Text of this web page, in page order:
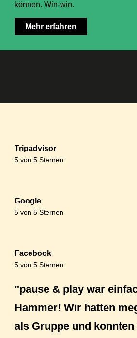
können. Win-win.
Mehr erfahren
Tripadvisor
5 von 5 Sternen​
Google
5 von 5 Sternen​
Facebook
5 von 5 Sternen​
"pause & play war
Hammer! Wir hatten
als Gruppe und konnten